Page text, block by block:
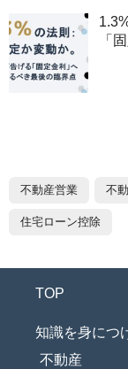
「
不動産営業 不
住宅ローン控除
TOP
知識を身につ
不動産